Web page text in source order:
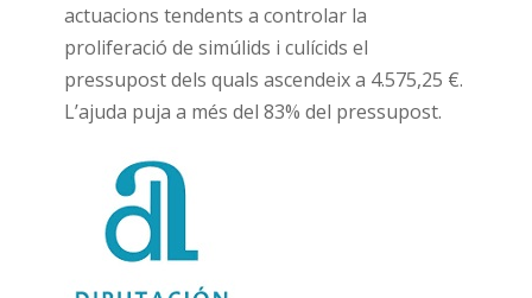
actuacions tendents a controlar la
proliferació de simúlids i culícids el
pressupost dels quals ascendeix a 4.575,25 €.
L’ajuda puja a més del 83% del pressupost.